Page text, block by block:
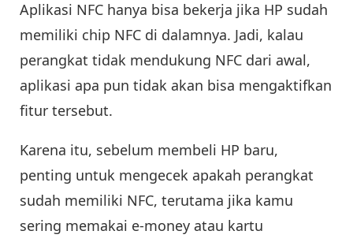
Aplikasi NFC hanya bisa bekerja jika HP sudah
memiliki chip NFC di dalamnya. Jadi, kalau
perangkat tidak mendukung NFC dari awal,
aplikasi apa pun tidak akan bisa mengaktifkan
fitur tersebut.
Karena itu, sebelum membeli HP baru,
penting untuk mengecek apakah perangkat
sudah memiliki NFC, terutama jika kamu
sering memakai e-money atau kartu